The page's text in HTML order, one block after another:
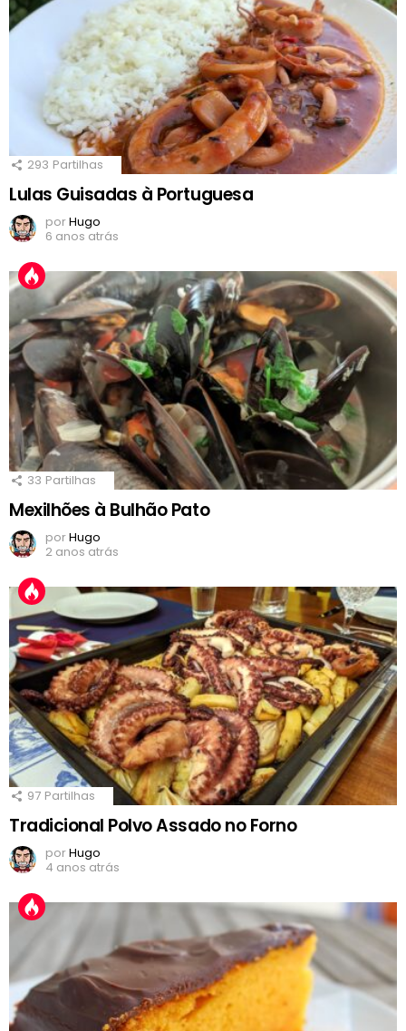
293 Partilhas
Lulas Guisadas à Portuguesa
porHugo
6 anos atrás
33 Partilhas
Mexilhões à Bulhão Pato
porHugo
2 anos atrás
97 Partilhas
Tradicional Polvo Assado no Forno
porHugo
4 anos atrás